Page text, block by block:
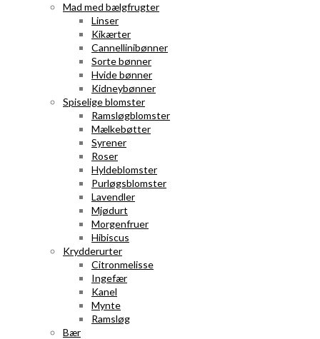
Mad med bælgfrugter
Linser
Kikærter
Cannellinibønner
Sorte bønner
Hvide bønner
Kidneybønner
Spiselige blomster
Ramsløgblomster
Mælkebøtter
Syrener
Roser
Hyldeblomster
Purløgsblomster
Lavendler
Mjødurt
Morgenfruer
Hibiscus
Krydderurter
Citronmelisse
Ingefær
Kanel
Mynte
Ramsløg
Bær